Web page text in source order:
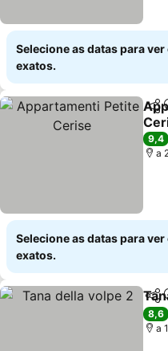
Selecione as datas para
exatos.
Ver
9,4
a
Selecione as datas para
exatos.
8,6
a